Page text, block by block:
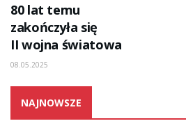
80 lat temu
zakończyła się
II wojna światowa
08.05.2025
NAJNOWSZE